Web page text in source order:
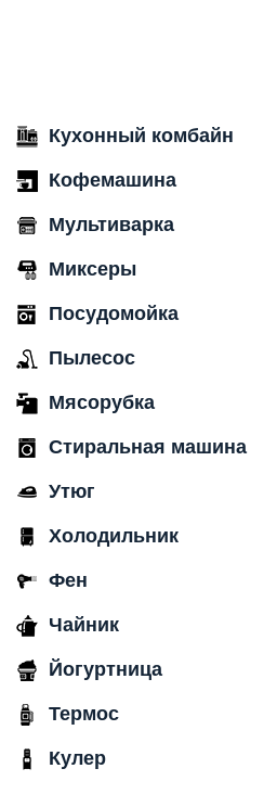
Кухонный комбайн
Кофемашина
Мультиварка
Миксеры
Посудомойка
Пылесос
Мясорубка
Стиральная машина
Утюг
Холодильник
Фен
Чайник
Йогуртница
Термос
Кулер